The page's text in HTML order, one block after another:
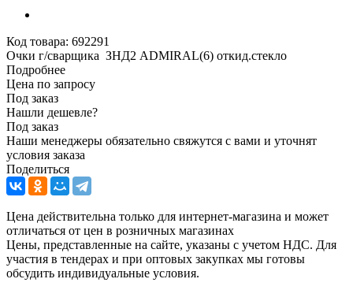
Код товара: 692291
Очки г/сварщика ЗНД2 ADMIRAL(6) откид.стекло
Подробнее
Цена по запросу
Под заказ
Нашли дешевле?
Под заказ
Наши менеджеры обязательно свяжутся с вами и уточнят
условия заказа
Поделиться
Цена действительна только для интернет-магазина и может
отличаться от цен в розничных магазинах
Цены, представленные на сайте, указаны с учетом НДС. Для
участия в тендерах и при оптовых закупках мы готовы
обсудить индивидуальные условия.